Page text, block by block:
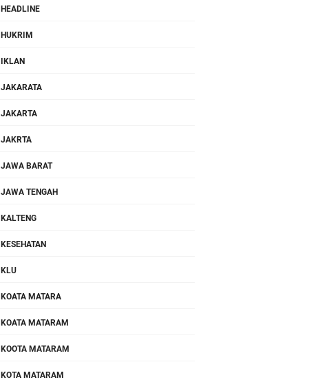
HEADLINE
HUKRIM
IKLAN
JAKARATA
JAKARTA
JAKRTA
JAWA BARAT
JAWA TENGAH
KALTENG
KESEHATAN
KLU
KOATA MATARA
KOATA MATARAM
KOOTA MATARAM
KOTA MATARAM